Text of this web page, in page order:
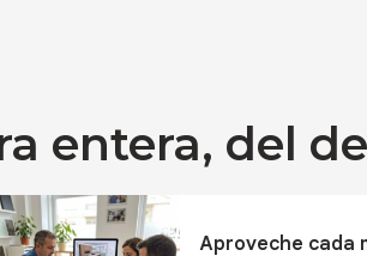
entera, del
Aproveche cada